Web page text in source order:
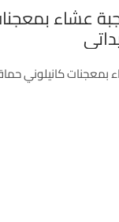
عشاء
كانيلوني